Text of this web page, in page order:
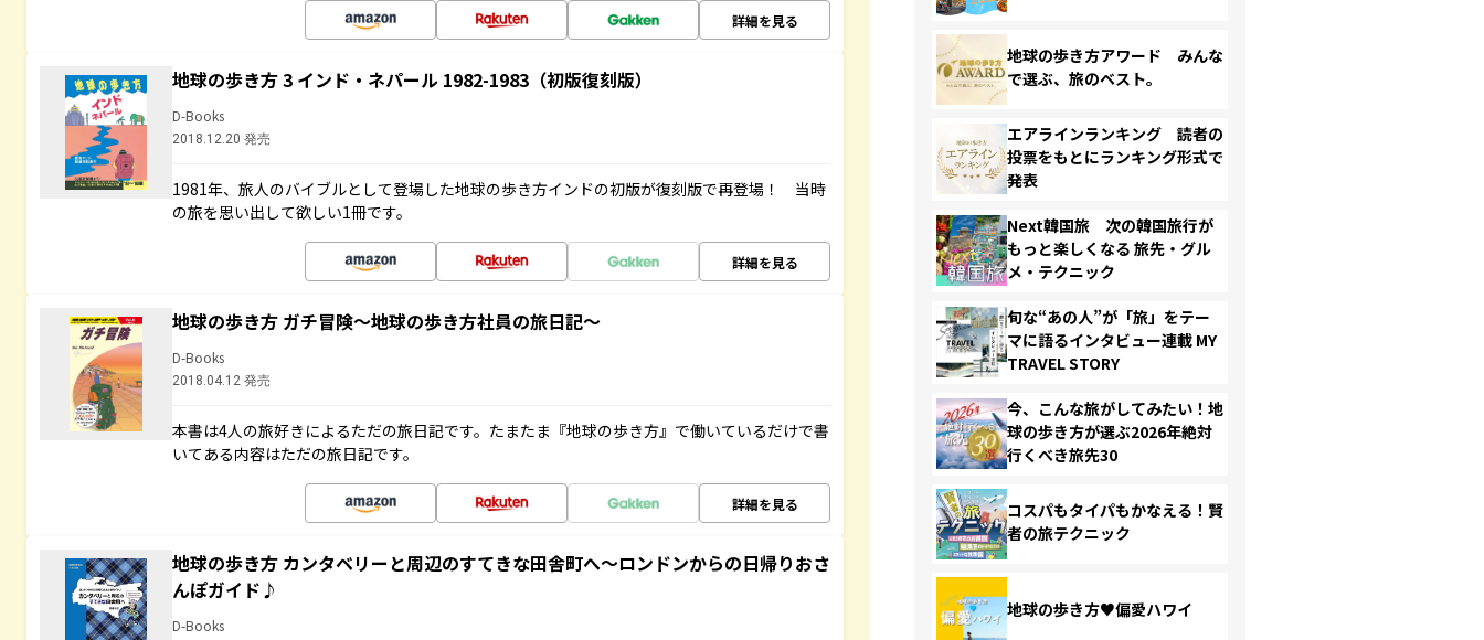
詳細を見る
地球の歩き方 3 インド・ネパール 1982-1983（初版復刻版）
D-Books
2018.12.20 発売
1981年、旅人のバイブルとして登場した地球の歩き方インドの初版が復刻版で再登場！ 当時
の旅を思い出して欲しい1冊です。
詳細を見る
地球の歩き方 ガチ冒険～地球の歩き方社員の旅日記～
D-Books
2018.04.12 発売
本書は4人の旅好きによるただの旅日記です。たまたま『地球の歩き方』で働いているだけで書
いてある内容はただの旅日記です。
詳細を見る
地球の歩き方 カンタベリーと周辺のすてきな田舎町へ～ロンドンからの日帰りおさ
んぽガイド♪
D-Books
地球の歩き方アワード みんな
で選ぶ、旅のベスト。
エアラインランキング 読者の
投票をもとにランキング形式で
発表
Next韓国旅 次の韓国旅行が
もっと楽しくなる 旅先・グル
メ・テクニック
旬な“あの人”が「旅」をテー
マに語るインタビュー連載 MY
TRAVEL STORY
今、こんな旅がしてみたい！地
球の歩き方が選ぶ2026年絶対
行くべき旅先30
コスパもタイパもかなえる！賢
者の旅テクニック
地球の歩き方♥偏愛ハワイ